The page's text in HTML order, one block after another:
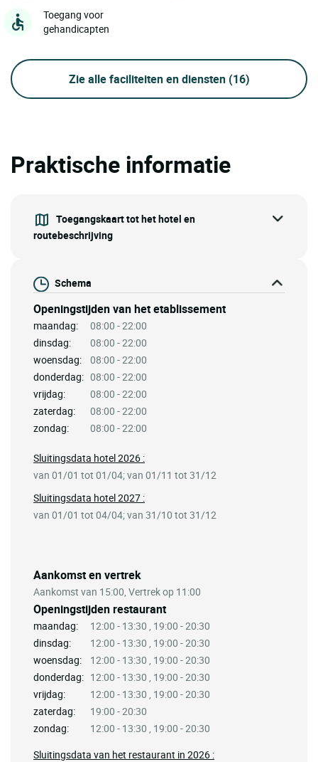
Toegang voor
gehandicapten
Zie alle faciliteiten en diensten (16)
Praktische informatie
Toegangskaart tot het hotel en
routebeschrijving
Schema
Openingstijden van het etablissement
maandag:
08:00 - 22:00
dinsdag:
08:00 - 22:00
woensdag:
08:00 - 22:00
donderdag: 08:00 - 22:00
vrijdag:
08:00 - 22:00
zaterdag:
08:00 - 22:00
zondag:
08:00 - 22:00
Aankomst en vertrek
Aankomst van 15:00, Vertrek op 11:00
Openingstijden restaurant
maandag:
12:00 - 13:30 , 19:00 - 20:30
dinsdag:
12:00 - 13:30 , 19:00 - 20:30
woensdag:
12:00 - 13:30 , 19:00 - 20:30
donderdag: 12:00 - 13:30 , 19:00 - 20:30
vrijdag:
12:00 - 13:30 , 19:00 - 20:30
zaterdag:
19:00 - 20:30
zondag:
12:00 - 13:30 , 19:00 - 20:30
Sluitingsdata van het restaurant in 2026 :
Sluitingsdata hotel 2026 :
van 01/01 tot 01/04; van 01/11 tot 31/12
Sluitingsdata hotel 2027 :
van 01/01 tot 04/04; van 31/10 tot 31/12